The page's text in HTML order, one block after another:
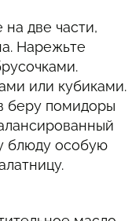
две части,
Нарежьте
или кубиками.
беру помидоры
блюду особую